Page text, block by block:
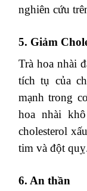
nghiên cứu
5. Giảm
Trà hoa nhài
tích tụ của
mạnh trong
hoa nhài
cholesterol
tim và đột
6. An thần